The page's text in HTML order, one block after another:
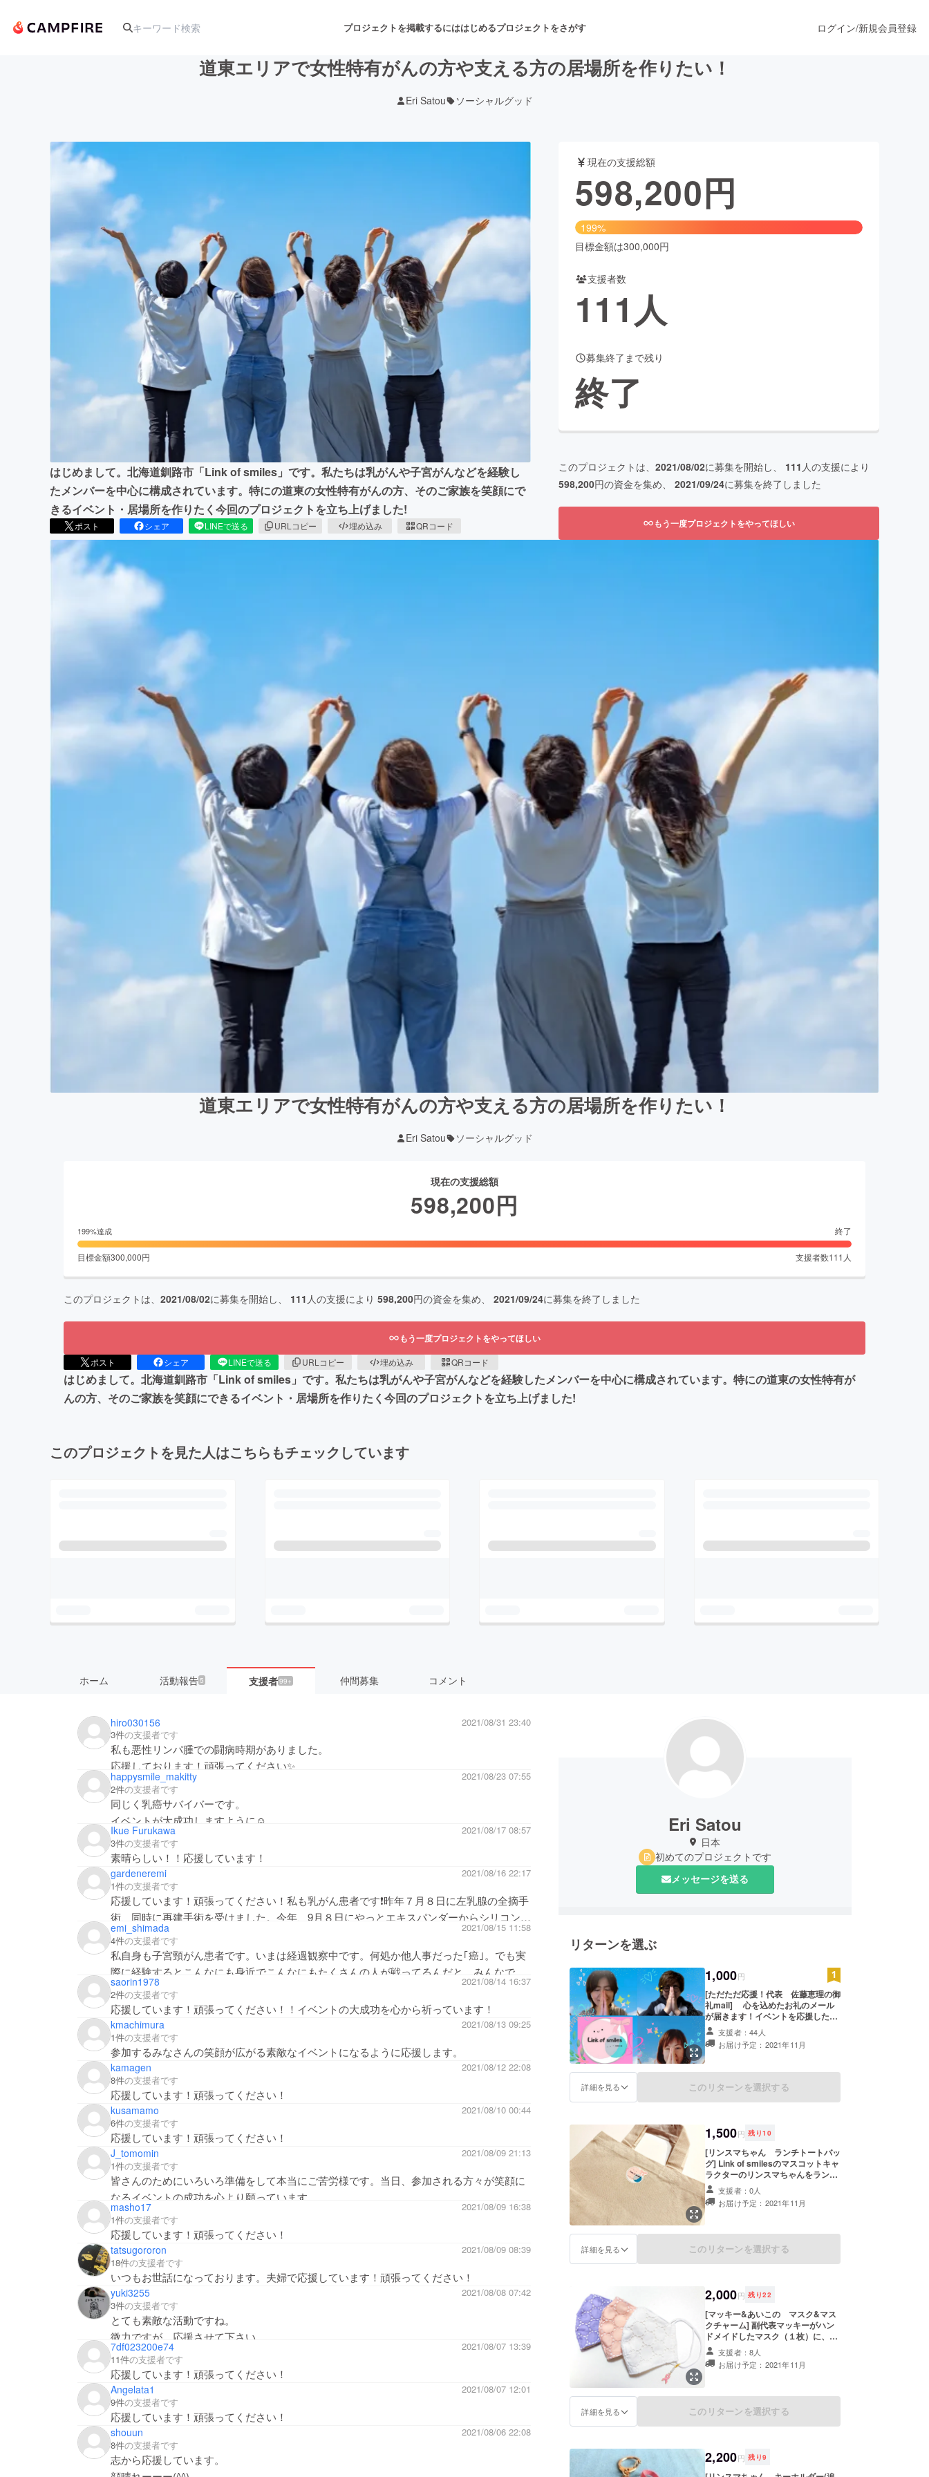
プロジェクトを掲載するにははじめるプロジェクトをさがす
舞台・パフォーマンス
テクノロジー・ガジェット ファッション
映像・映画 書籍・雑誌出版
ビジネス・起業 チャレンジ ビューティー・ヘルスケア
まちづくり・地域活性化
CAMPFIRE for Social GoodCAMPFIRE Creation
CAMPFIREふるさと納税
コミュニティ
ログイン/新規会員登録
道東エリアで女性特有がんの方や支える方の居場所を作りたい！
Eri Satou ソーシャルグッド
はじめまして。北海道釧路市「Link of smiles」です。私たちは乳がんや子宮がんなどを経験し
たメンバーを中心に構成されています。特にの道東の女性特有がんの方、そのご家族を笑顔にで
きるイベント・居場所を作りたく今回のプロジェクトを立ち上げました!
ポスト シェア LINEで送る URLコピー 埋め込み QRコード
現在の支援総額
598,200円
199%
目標金額は300,000円
支援者数
111人
募集終了まで残り
終了
このプロジェクトは、 2021/08/02に募集を開始し、 111 人の支援により
598,200円の資金を集め、 2021/09/24に募集を終了しました
もう一度プロジェクトをやってほしい
道東エリアで女性特有がんの方や支える方の居場所を作りたい！
Eri Satou ソーシャルグッド
現在の支援総額
598,200円
199%達成 終了
目標金額300,000円 支援者数111 人
このプロジェクトは、 2021/08/02に募集を開始し、 111 人の支援により 598,200円の資金を集め、 2021/09/24に募集を終了しました
もう一度プロジェクトをやってほしい
ポスト シェア LINEで送る URLコピー 埋め込み QRコード
はじめまして。北海道釧路市「Link of smiles」です。私たちは乳がんや子宮がんなどを経験したメンバーを中心に構成されています。特にの道東の女性特有が
んの方、そのご家族を笑顔にできるイベント・居場所を作りたく今回のプロジェクトを立ち上げました!
このプロジェクトを見た人はこちらもチェックしています
ホーム 活動報告5 支援者99+ 仲間募集 コメント
hiro030156
2021/08/31 23:40
3件の支援者です
私も悪性リンパ腫での闘病時期がありました。
応援しております！頑張ってください✨
happysmile_makitty
2021/08/23 07:55
2件の支援者です
同じく乳癌サバイバーです。
イベントが大成功しますように☺️
僅かな金額ですが、気持ちだけは特大の最大級に🎵
心の底から応援しています😆
Ikue Furukawa
2021/08/17 08:57
3件の支援者です
素晴らしい！！応援しています！
gardeneremi
2021/08/16 22:17
1件の支援者です
応援しています！頑張ってください！私も乳がん患者です❗昨年７月８日に左乳腺の全摘手
術、同時に再建手術を受けました。今年、9月８日にやっとエキスパンダーからシリコンの
入れ換えの手術をします‼️皆さんも頑張って前向きに生きましょう❗
emi_shimada
2021/08/15 11:58
4件の支援者です
私自身も子宮頸がん患者です。いまは経過観察中です。何処か他人事だった｢癌｣。でも実
際に経験するとこんなにも身近でこんなにもたくさんの人が戦ってるんだと。みんなで乗
り越えていけるよう…その活動を応援しています！頑張ってください！
saorin1978
2021/08/14 16:37
2件の支援者です
応援しています！頑張ってください！！イベントの大成功を心から祈っています！
kmachimura
2021/08/13 09:25
1件の支援者です
参加するみなさんの笑顔が広がる素敵なイベントになるように応援します。
kamagen
2021/08/12 22:08
8件の支援者です
応援しています！頑張ってください！
kusamamo
2021/08/10 00:44
6件の支援者です
応援しています！頑張ってください！
J_tomomin
2021/08/09 21:13
1件の支援者です
皆さんのためにいろいろ準備をして本当にご苦労様です。当日、参加される方々が笑顔に
なるイベントの成功を心より願っています
masho17
2021/08/09 16:38
1件の支援者です
応援しています！頑張ってください！
tatsugororon
2021/08/09 08:39
18件の支援者です
いつもお世話になっております。夫婦で応援しています！頑張ってください！
yuki3255
2021/08/08 07:42
3件の支援者です
とても素敵な活動ですね。
微力ですが、応援させて下さい。
7df023200e74
2021/08/07 13:39
11件の支援者です
応援しています！頑張ってください！
Angelata1
2021/08/07 12:01
9件の支援者です
応援しています！頑張ってください！
shouun
2021/08/06 22:08
8件の支援者です
志から応援しています。
Eri Satou
日本
初めてのプロジェクトです
メッセージを送る
リターンを選ぶ
1,000円
[ただただ応援！代表 佐藤恵理の御
礼mail] 心を込めたお礼のメール
が届きます！イベントを応援したい
方向けのリターンです。 支援額は
1000円～。お気持ちに応じて上乗せ
支援も可です。ご支援宜しくお願い
支援者：44人
お届け予定：2021年11月
詳細を見る このリターンを選択する
1,500円 残り10
[リンスマちゃん ランチトートバッ
グ] Link of smilesのマスコットキャ
ラクターのリンスマちゃんをランチ
トートにしてお届け♪リンスマちゃ
んは副代表マッキーのアイロンプリ
ントになりますので、使用と共に色
スマちゃんをおともにランチタイム
をお楽しみください。＜ランチトー
ると思います＞
支援者：0人
お届け予定：2021年11月
詳細を見る このリターンを選択する
2,000円 残り22
[マッキー&あいこの マスク&マス
クチャーム] 副代表マッキーがハン
ドメイドしたマスク（１枚）に、ス
タッフとして参加するあいこちゃん
のマスクチャーム（一つ）をセット
にしてお届け！マスクサイズは標準
おります。もしもカラーのご要望が
あればご対応可能な場合もございま
＋シングルガーゼ・裏～ダブルガー
支援者：8人
お届け予定：2021年11月
詳細を見る このリターンを選択する
2,200円 残り9